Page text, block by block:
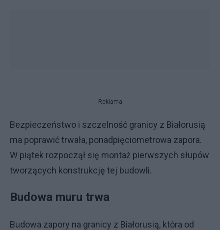
Reklama
Bezpieczeństwo i szczelność granicy z Białorusią
ma poprawić trwała, ponadpięciometrowa zapora.
W piątek rozpoczął się montaż pierwszych słupów
tworzących konstrukcję tej budowli.
Budowa muru trwa
Budowa zapory na granicy z Białorusią, która od